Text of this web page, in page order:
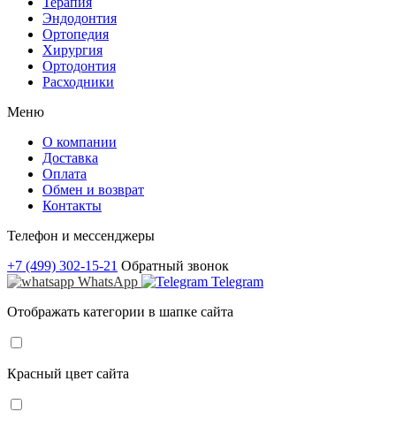
Эндодонтия
Ортопедия
Хирургия
Ортодонтия
Расходники
Меню
О компании
Доставка
Оплата
Обмен и возврат
Контакты
Телефон и мессенджеры
+7 (499) 302-15-21 Обратный звонок
WhatsApp
Telegram
Отображать категории в шапке сайта
Красный цвет сайта